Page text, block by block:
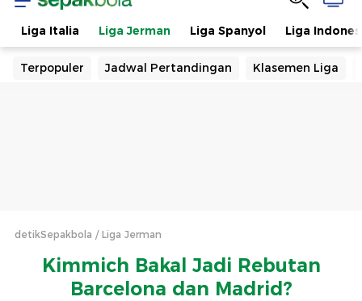
Liga Italia Liga Jerman Liga Spanyol Liga
Terpopuler Jadwal Pertandingan Klasemen Liga
detikSepakbola Liga Jerman
Kimmich Bakal Jadi Rebutan
Barcelona dan Madrid?